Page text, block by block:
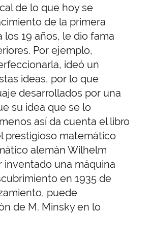
de lo que hoy se
de la primera
19 años, le dio fama
Por ejemplo,
ideó un
ideas, por lo que
desarrollados por una
su idea que se lo
así da cuenta el libro
prestigioso matemático
alemán Wilhelm
inventado una máquina
en 1935 de
puede
de M. Minsky en lo